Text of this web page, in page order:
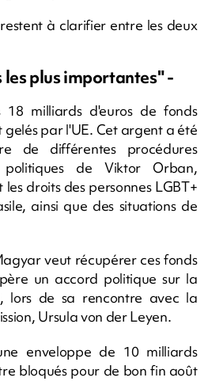
à clarifier entre les deux
plus importantes" -
milliards d'euros de fonds
gelés par l'UE. Cet argent a été
de différentes procédures
de Viktor Orban,
droits des personnes LGBT+
ainsi que des situations de
veut récupérer ces fonds
un accord politique sur la
lors de sa rencontre avec la
Ursula von der Leyen.
enveloppe de 10 milliards
bloqués pour de bon fin août